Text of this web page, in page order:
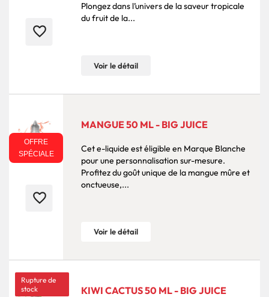
favorite_border
Plongez dans l’univers de la saveur tropicale
du fruit de la...
Voir le détail
OFFRE
SPÉCIALE
favorite_border
MANGUE 50 ML - BIG JUICE
Cet e-liquide est éligible en Marque Blanche
pour une personnalisation sur-mesure.
Profitez du goût unique de la mangue mûre et
onctueuse,...
Voir le détail
Rupture de
stock
KIWI CACTUS 50 ML - BIG JUICE